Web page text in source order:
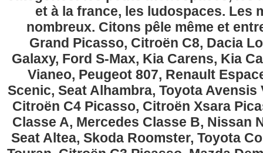
et à la france, les ludospaces. Les
nombreux. Citons pêle même et
Grand Picasso, Citroën C8, Dacia
Galaxy, Ford S-Max, Kia Carens, Kia
Vianeo, Peugeot 807, Renault
Scenic, Seat Alhambra, Toyota
Citroën C4 Picasso, Citroën Xsara
Classe A, Mercedes Classe B, Nissan
Seat Altea, Skoda Roomster, Toyota